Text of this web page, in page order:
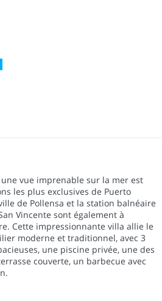
vue imprenable sur la mer est
les plus exclusives de Puerto
de Pollensa et la station balnéaire
Vincente sont également à
Cette impressionnante villa allie le
moderne et traditionnel, avec 3
une piscine privée, une des
couverte, un barbecue avec